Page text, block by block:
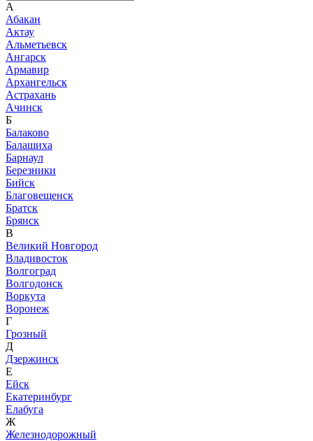
А
Абакан
Актау
Альметьевск
Ангарск
Армавир
Архангельск
Астрахань
Ачинск
Б
Балаково
Балашиха
Барнаул
Березники
Бийск
Благовещенск
Братск
Брянск
В
Великий Новгород
Владивосток
Волгоград
Волгодонск
Воркута
Воронеж
Г
Грозный
Д
Дзержинск
Е
Ейск
Екатеринбург
Елабуга
Ж
Железнодорожный